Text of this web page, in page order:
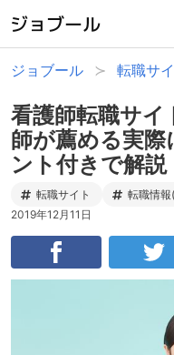
ジョブール 転職サ
看護師転職サ
師が薦める実
ント付きで解説
転職サイト 転職情報
2019年12月11日